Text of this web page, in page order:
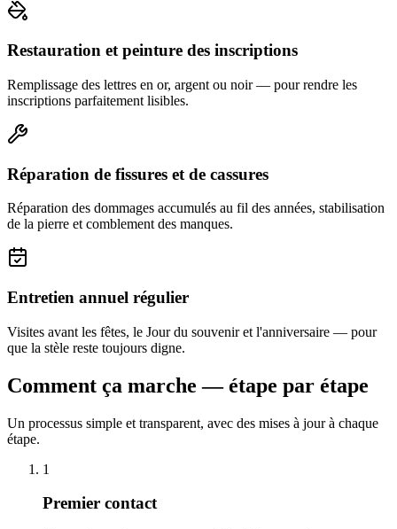
Restauration et peinture des inscriptions
Remplissage des lettres en or, argent ou noir — pour rendre les
inscriptions parfaitement lisibles.
Réparation de fissures et de cassures
Réparation des dommages accumulés au fil des années, stabilisation
de la pierre et comblement des manques.
Entretien annuel régulier
Visites avant les fêtes, le Jour du souvenir et l'anniversaire — pour
que la stèle reste toujours digne.
Comment ça marche — étape par étape
Un processus simple et transparent, avec des mises à jour à chaque
étape.
1
Premier contact